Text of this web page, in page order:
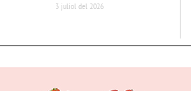
3 juliol del 2026